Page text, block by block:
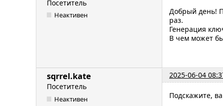
Посетитель
Неактивен
Добрый день!
раз.
Генерация
В чем может
sqrrel.kate
2025-06-04
Посетитель
Неактивен Подскажите,